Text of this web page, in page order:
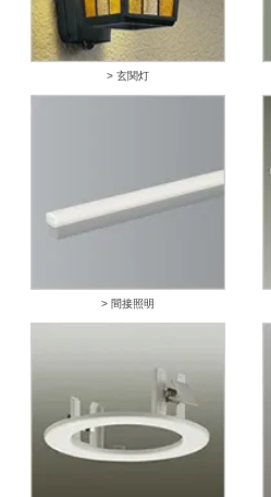
> 玄関灯
> 間接照明